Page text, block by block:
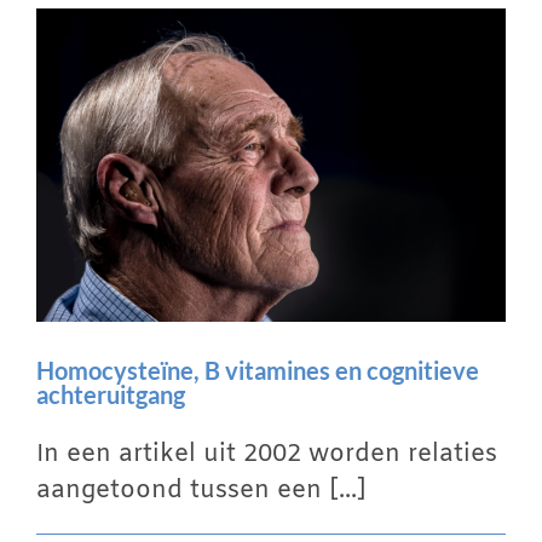
Winkelwagen
Contact
Inloggen
Homocysteïne, B vitamines en cognitieve
achteruitgang
In een artikel uit 2002 worden relaties
aangetoond tussen een [...]